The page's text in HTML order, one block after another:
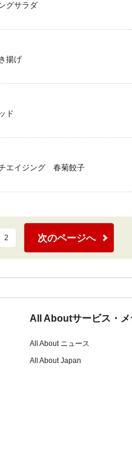
グサラダ
揚げ
ド
エイジング 春菊餃子
2 次のページへ
All Aboutサービス・メ
All About ニュース
All About Japan